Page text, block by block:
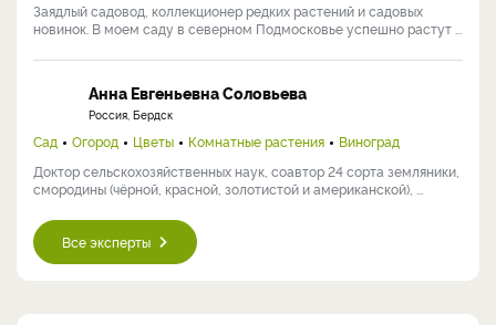
Заядлый садовод, коллекционер редких растений и садовых
новинок. В моем саду в северном Подмосковье успешно растут ...
Анна Евгеньевна Соловьева
Россия, Бердск
Сад Огород Цветы Комнатные растения
Виноград
Доктор сельскохозяйственных наук, соавтор 24 сорта земляники,
смородины (чёрной, красной, золотистой и американской), ...
Все эксперты